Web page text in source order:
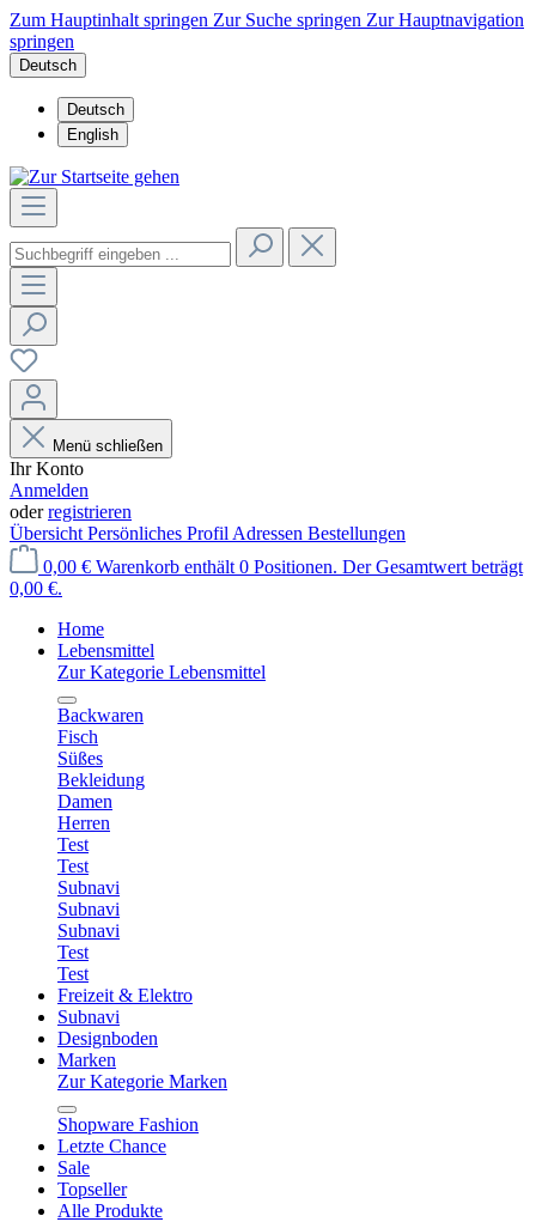
Zum Hauptinhalt springen Zur Suche springen Zur Hauptnavigation
springen
Deutsch
Deutsch
English
Menü schließen
Ihr Konto
Anmelden
oderregistrieren
Übersicht Persönliches Profil Adressen Bestellungen
0,00 € Warenkorb enthält 0 Positionen. Der Gesamtwert beträgt
0,00 €.
Home
Lebensmittel
Zur Kategorie Lebensmittel
Backwaren
Fisch
Süßes
Bekleidung
Damen
Herren
Test
Test
Subnavi
Subnavi
Subnavi
Test
Test
Freizeit & Elektro
Subnavi
Designboden
Marken
Zur Kategorie Marken
Shopware Fashion
Letzte Chance
Sale
Topseller
Alle Produkte